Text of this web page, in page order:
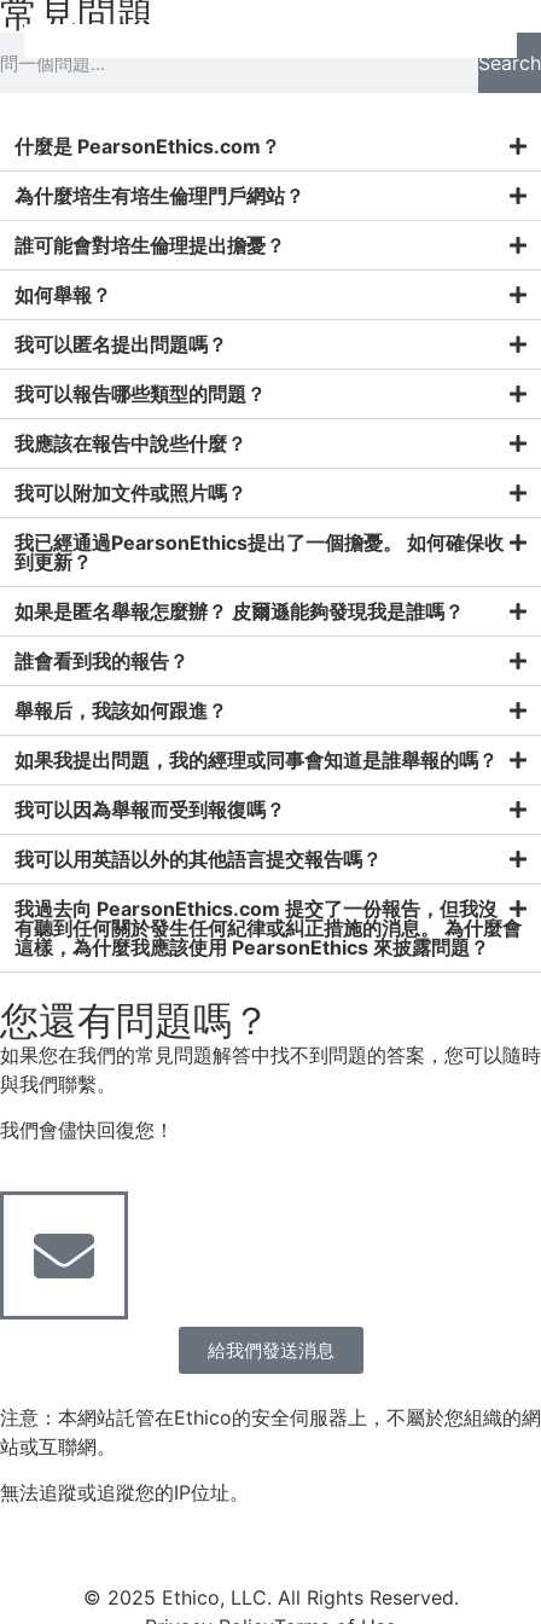
常見問題
Search
什麼是 PearsonEthics.com？
為什麼培生有培生倫理門戶網站？
誰可能會對培生倫理提出擔憂？
如何舉報？
我可以匿名提出問題嗎？
我可以報告哪些類型的問題？
我應該在報告中說些什麼？
我可以附加文件或照片嗎？
我已經通過PearsonEthics提出了一個擔憂。 如何確保收
到更新？
如果是匿名舉報怎麼辦？ 皮爾遜能夠發現我是誰嗎？
誰會看到我的報告？
舉報后，我該如何跟進？
如果我提出問題，我的經理或同事會知道是誰舉報的嗎？
我可以因為舉報而受到報復嗎？
我可以用英語以外的其他語言提交報告嗎？
我過去向 PearsonEthics.com 提交了一份報告，但我沒
有聽到任何關於發生任何紀律或糾正措施的消息。 為什麼會
這樣，為什麼我應該使用 PearsonEthics 來披露問題？
您還有問題嗎？
如果您在我們的常見問題解答中找不到問題的答案，您可以隨時
與我們聯繫。
我們會儘快回復您！
給我們發送消息
注意：本網站託管在Ethico的安全伺服器上，不屬於您組織的網
站或互聯網。
無法追蹤或追蹤您的IP位址。
© 2025 Ethico, LLC. All Rights Reserved.